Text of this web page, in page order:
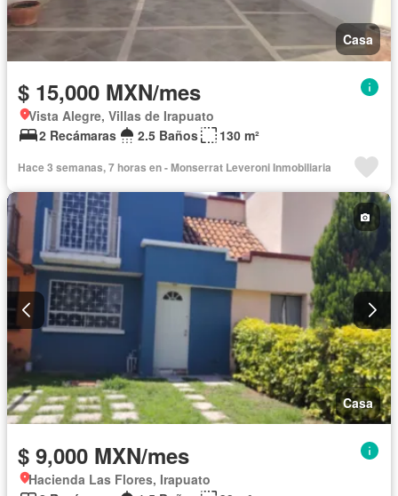
Casa
$ 15,000 MXN/mes
Vista Alegre, Villas de Irapuato
2 Recámaras
2.5 Baños 130 m²
Hace 3 semanas, 7 horas en - Monserrat Leveroni Inmobiliaria
Casa
$ 9,000 MXN/mes
Hacienda Las Flores, Irapuato